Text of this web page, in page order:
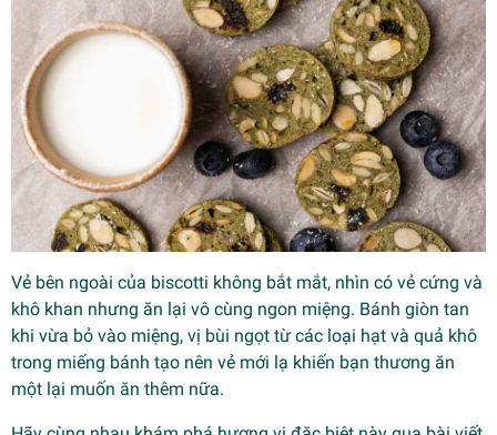
Vẻ bên ngoài của biscotti không bắt mắt, nhìn có vẻ cứng và
khô khan nhưng ăn lại vô cùng ngon miệng. Bánh giòn tan
khi vừa bỏ vào miệng, vị bùi ngọt từ các loại hạt và quả khô
trong miếng bánh tạo nên vẻ mới lạ khiến bạn thương ăn
một lại muốn ăn thêm nữa.